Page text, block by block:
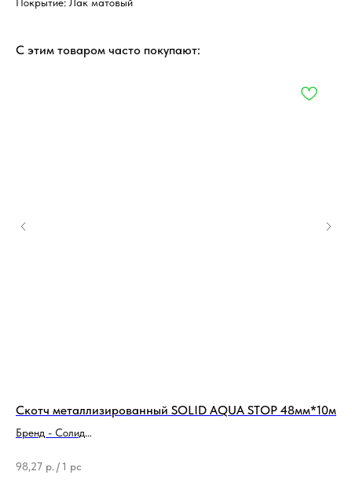
Покрытие: Лак матовый
С этим товаром часто покупают:
Скотч металлизированный SOLID AQUA STOP 48мм*10м
Бренд - Солид
98,27 р. / 1 pc